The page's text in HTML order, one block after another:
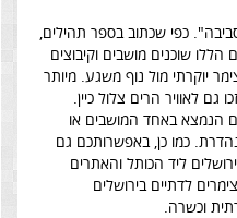
כפי שכתוב בספר תהילים,
שוכנים מושבים וקיבוצים
יוקרתי מול נוף משגע. מיותר
גם לאוויר הרים צלול כיין.
הנמצא באחד המושבים או
כמו כן, באפשרותכם גם
ליד הכותל והאתרים
לדתיים בירושלים
וכשרה.